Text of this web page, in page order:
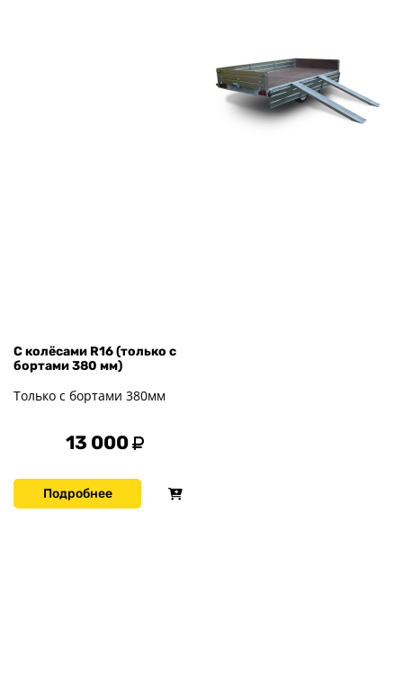
С колёсами R16 (только с
бортами 380 мм)
Только с бортами 380мм
13 000
Подробнее